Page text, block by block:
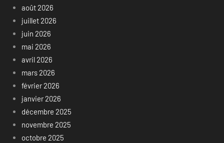
août 2026
juillet 2026
juin 2026
mai 2026
avril 2026
mars 2026
février 2026
janvier 2026
décembre 2025
novembre 2025
octobre 2025